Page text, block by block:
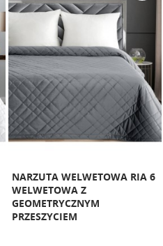
NARZUTA WELWETOWA RIA 6
WELWETOWA Z
GEOMETRYCZNYM
PRZESZYCIEM